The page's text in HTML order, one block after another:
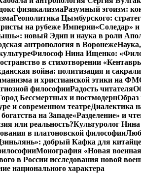
физикализмаРазумный эгоизм:
Геополитика Цымбурского:
на рубеже Империи«Соледар»
новый Эдип и наука в роли
антропология в Воронеже
Философ Нина Ищенко:
в стихотворении
война: политизация и
и христианской этики на
философииРадость читателя
Бессмертных и постмодернОбраз
и современном театреДиалектика
на Западе«Разделение» и
или реальность?Культуролог
в платоновской философии
добрый Кафка для
Монография «Новая военная
в России исследования новой
национального характера